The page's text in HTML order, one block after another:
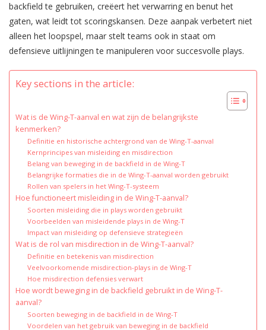
backfield te gebruiken, creëert het verwarring en benut het
gaten, wat leidt tot scoringskansen. Deze aanpak verbetert niet
alleen het loopspel, maar stelt teams ook in staat om
defensieve uitlijningen te manipuleren voor succesvolle plays.
Key sections in the article:
Wat is de Wing-T-aanval en wat zijn de belangrijkste
kenmerken?
Definitie en historische achtergrond van de Wing-T-aanval
Kernprincipes van misleiding en misdirection
Belang van beweging in de backfield in de Wing-T
Belangrijke formaties die in de Wing-T-aanval worden gebruikt
Rollen van spelers in het Wing-T-systeem
Hoe functioneert misleiding in de Wing-T-aanval?
Soorten misleiding die in plays worden gebruikt
Voorbeelden van misleidende plays in de Wing-T
Impact van misleiding op defensieve strategieën
Wat is de rol van misdirection in de Wing-T-aanval?
Definitie en betekenis van misdirection
Veelvoorkomende misdirection-plays in de Wing-T
Hoe misdirection defensies verwart
Hoe wordt beweging in de backfield gebruikt in de Wing-T-
aanval?
Soorten beweging in de backfield in de Wing-T
Voordelen van het gebruik van beweging in de backfield